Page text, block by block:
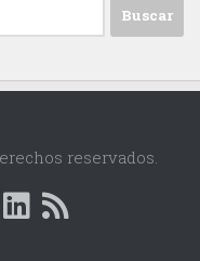
reservados.